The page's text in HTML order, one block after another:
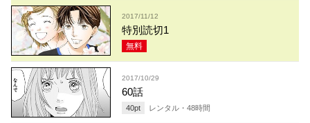
2017/11/12
特別読切1
無料
2017/10/29
60話
40pt レンタル・ 48時間